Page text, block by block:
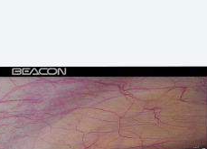
安全可靠
需求定制
体工控机